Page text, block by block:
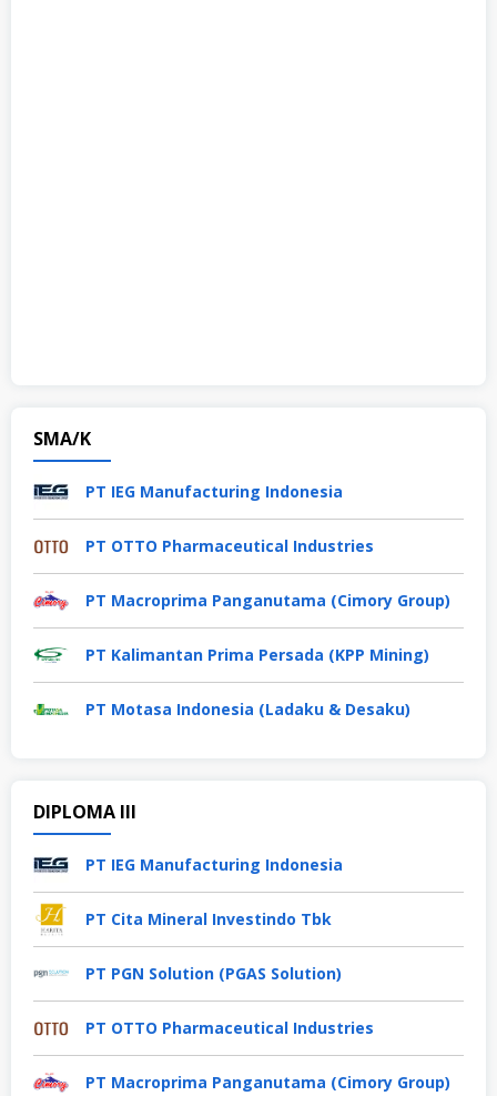
SMA/K
PT IEG Manufacturing Indonesia
PT OTTO Pharmaceutical Industries
PT Macroprima Panganutama (Cimory Group)
PT Kalimantan Prima Persada (KPP Mining)
PT Motasa Indonesia (Ladaku & Desaku)
DIPLOMA III
PT IEG Manufacturing Indonesia
PT Cita Mineral Investindo Tbk
PT PGN Solution (PGAS Solution)
PT OTTO Pharmaceutical Industries
PT Macroprima Panganutama (Cimory Group)